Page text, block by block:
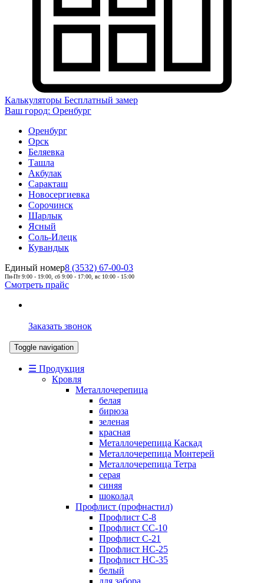
Калькуляторы Бесплатный замер
Ваш город: Оренбург
Оренбург
Орск
Беляевка
Ташла
Акбулак
Саракташ
Новосергиевка
Сорочинск
Шарлык
Ясный
Соль-Илецк
Кувандык
Единый номер8 (3532) 67-00-03
Пн-Пт 9:00 - 19:00, сб 9:00 - 17:00, вс 10:00 - 15:00
Смотреть прайс
Заказать звонок
Toggle navigation
☰ Продукция
Кровля
Металлочерепица
белая
бирюза
зеленая
красная
Металлочерепица Каскад
Металлочерепица Монтерей
Металлочерепица Тетра
серая
синяя
шоколад
Профлист (профнастил)
Профлист С-8
Профлист СС-10
Профлист C-21
Профлист НС-25
Профлист НС-35
белый
для забора